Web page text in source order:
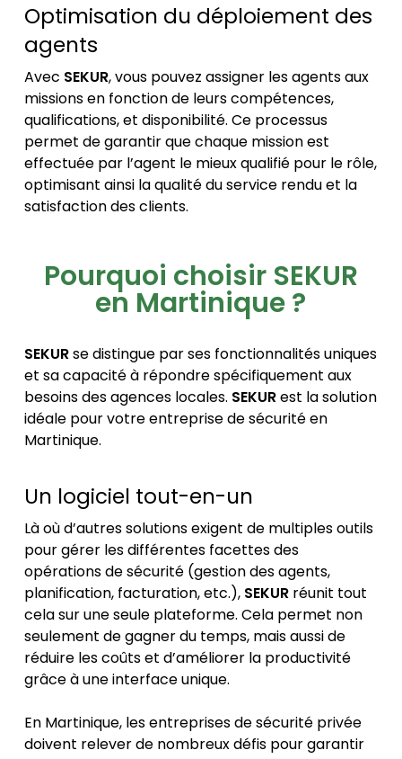
Optimisation du déploiement des
agents
Avec SEKUR, vous pouvez assigner les agents aux
missions en fonction de leurs compétences,
qualifications, et disponibilité. Ce processus
permet de garantir que chaque mission est
effectuée par l’agent le mieux qualifié pour le rôle,
optimisant ainsi la qualité du service rendu et la
satisfaction des clients.
Pourquoi choisir SEKUR
en Martinique ?
SEKURse distingue par ses fonctionnalités uniques
et sa capacité à répondre spécifiquement aux
besoins des agences locales. SEKURest la solution
idéale pour votre entreprise de sécurité en
Martinique.
Un logiciel tout-en-un
Là où d’autres solutions exigent de multiples outils
pour gérer les différentes facettes des
opérations de sécurité (gestion des agents,
planification, facturation, etc.), SEKURréunit tout
cela sur une seule plateforme. Cela permet non
seulement de gagner du temps, mais aussi de
réduire les coûts et d’améliorer la productivité
grâce à une interface unique.
En Martinique, les entreprises de sécurité privée
doivent relever de nombreux défis pour garantir